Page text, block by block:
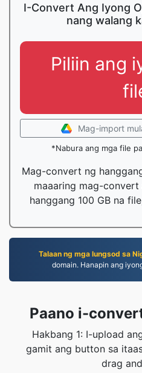
I-Convert Ang Iyong
nang walang
Piliin ang
Mag-import
*Nabura ang mga file
Mag-convert ng
maaaring mag-convert
hanggang 100 GB na
Talaan ng mga lungsod sa
domain. Hanapin ang
Paano i-
Hakbang 1: I-upload
gamit ang button sa
drag